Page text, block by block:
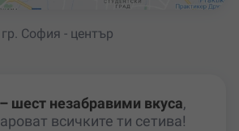
гр. София - център
шест незабравими вкуса,
всичките ти сетива!